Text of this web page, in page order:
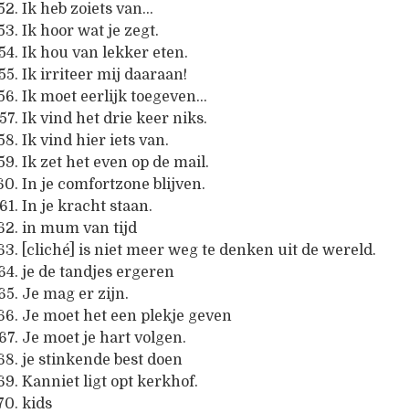
Ik heb zoiets van…
Ik hoor wat je zegt.
Ik hou van lekker eten.
Ik irriteer mij daaraan!
Ik moet eerlijk toegeven…
Ik vind het drie keer niks.
Ik vind hier iets van.
Ik zet het even op de mail.
In je comfortzone blijven.
In je kracht staan.
in mum van tijd
[cliché] is niet meer weg te denken uit de wereld.
je de tandjes ergeren
Je mag er zijn.
Je moet het een plekje geven
Je moet je hart volgen.
je stinkende best doen
Kanniet ligt opt kerkhof.
kids